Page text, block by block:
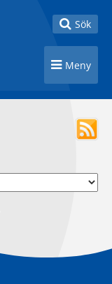
Toggle
Sök
Toggle
Meny